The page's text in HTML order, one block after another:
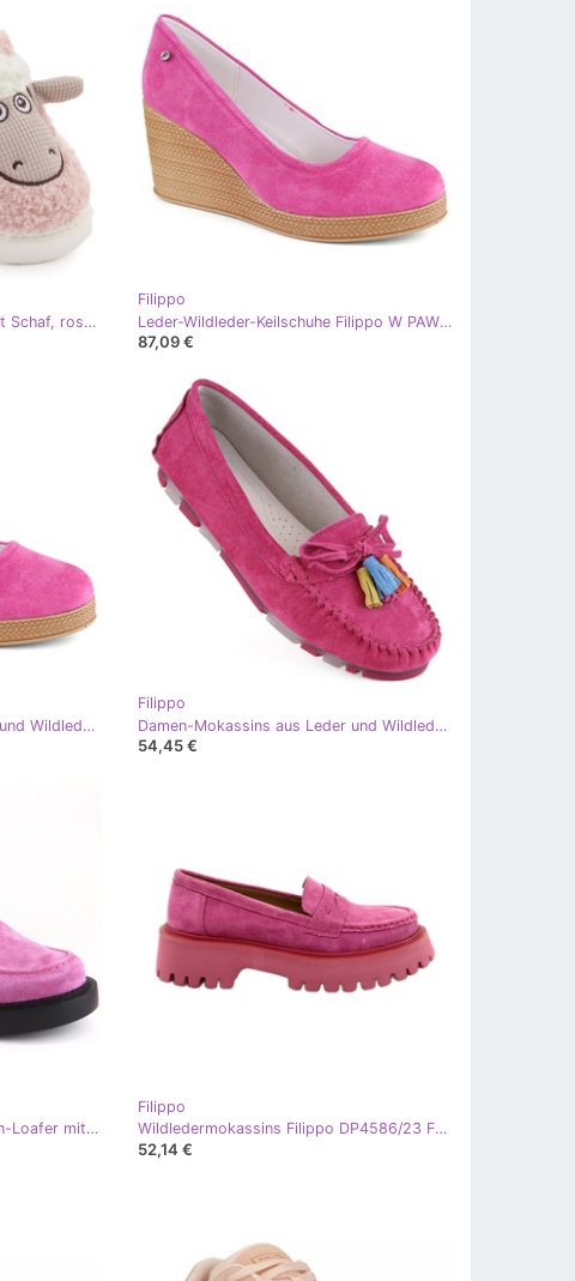
Damenhausschuhe aus Fell mit Schaf, rosa Filippo DK6683
Filippo
Leder-Wildleder-Keilschuhe Filippo W PAW339E Fuchsia rosa
87,09 €
Damen-Keilschuhe aus Leder und Wildleder in Fuchsia Filippo DP3521 rosa
Filippo
Damen-Mokassins aus Leder und Wildleder mit Fransen in Fuchsia Filippo DP6136 rosa
54,45 €
Leder-Wildlederschuhe Damen-Loafer mit hohen Absätzen Fuchsia Filippo DP4685 rosa
Filippo
Wildledermokassins Filippo DP4586/23 FH Fuchsia rosa
52,14 €